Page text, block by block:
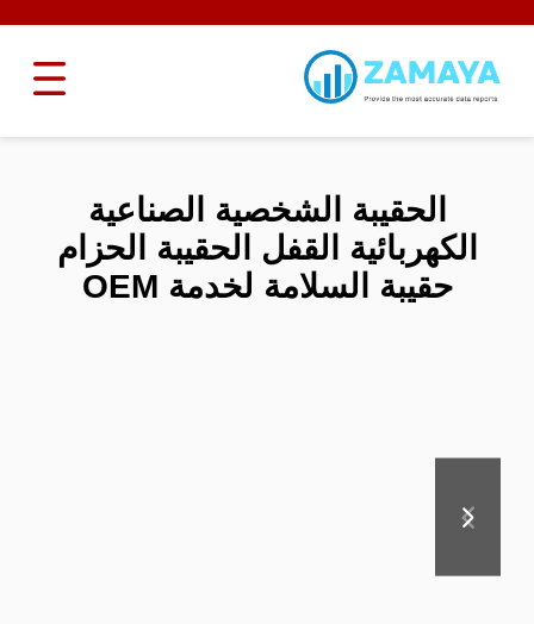
الحقيبة الشخصية الصناعية
الكهربائية القفل الحقيبة الحزام
حقيبة السلامة لخدمة OEM